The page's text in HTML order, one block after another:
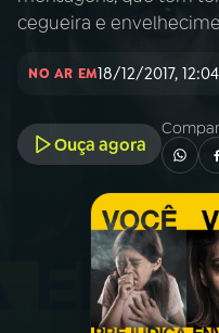
PROGRAMAÇÃO
PROGRAMAS
PODCASTS
cegueira e
NO AR EM18/12/2017, 12:04
Ouça agora